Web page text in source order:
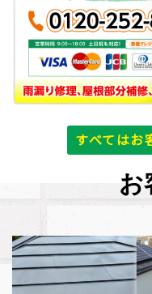
すべてはお
お